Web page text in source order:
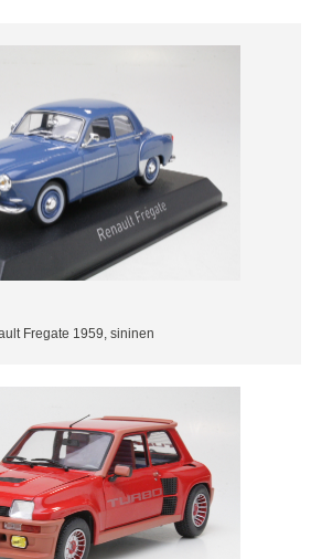
Fregate 1959, sininen